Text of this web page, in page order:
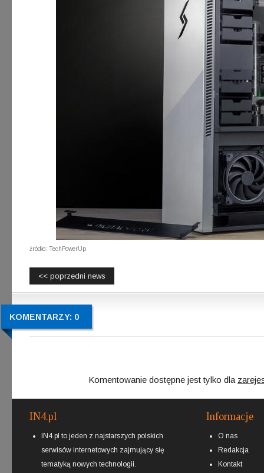
źródło: TechPowerUp
<< poprzedni news
KOMENTARZY: 0
Komentowanie dostępne jest tylko dla
IN4.pl
IN4.pl to jeden z najstarszych polskich
serwisów internetowych zajmujący się
tematyką nowych technologii.
Informacje
O nas
Redakcja
Kontakt